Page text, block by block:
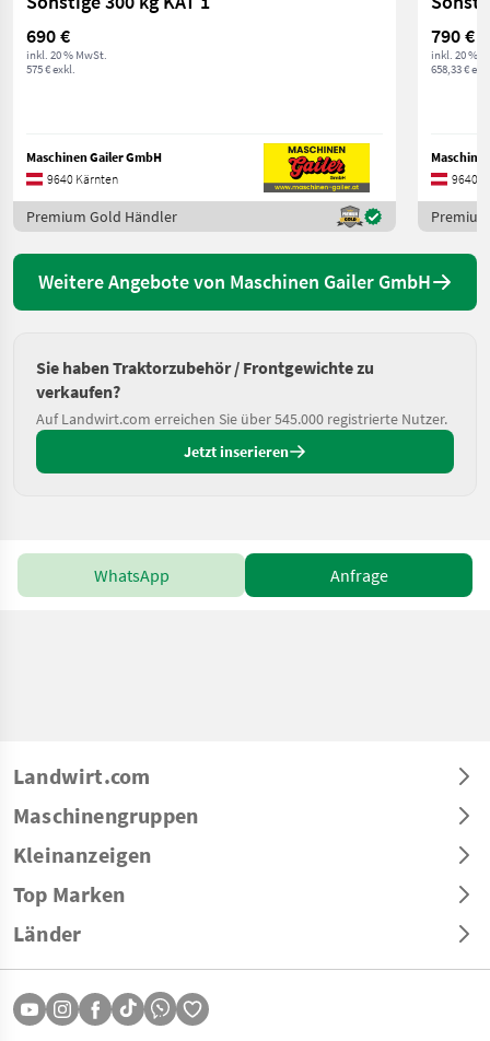
690 €
inkl. 20 % MwSt.
575 € exkl.
Maschinen Gailer GmbH
9640 Kärnten
Premium Gold Händler
790 €
inkl. 20 %
658,33 €
9640
Weitere Angebote von Maschinen Gailer GmbH
Sie haben Traktorzubehör / Frontgewichte zu
verkaufen?
Auf Landwirt.com erreichen Sie über 545.000 registrierte Nutzer.
Jetzt inserieren
WhatsApp Anfrage
Landwirt.com
Maschinengruppen
Kleinanzeigen
Top Marken
Länder